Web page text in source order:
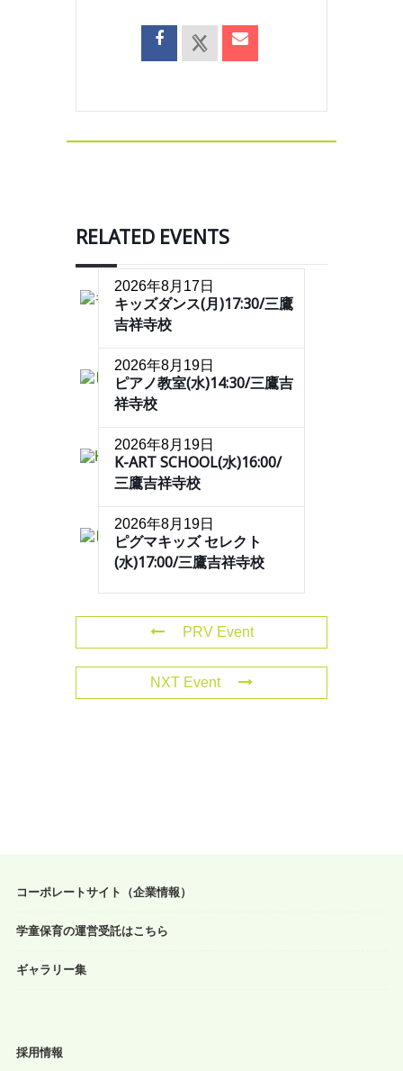
RELATED EVENTS
2026年8月17日
キッズダンス(月)17:30/三鷹
吉祥寺校
2026年8月19日
ピアノ教室(水)14:30/三鷹吉
祥寺校
2026年8月19日
K-ART SCHOOL(水)16:00/
三鷹吉祥寺校
2026年8月19日
ピグマキッズ セレクト
(水)17:00/三鷹吉祥寺校
PRV Event
NXT Event
コーポレートサイト（企業情報）
学童保育の運営受託はこちら
ギャラリー集
採用情報